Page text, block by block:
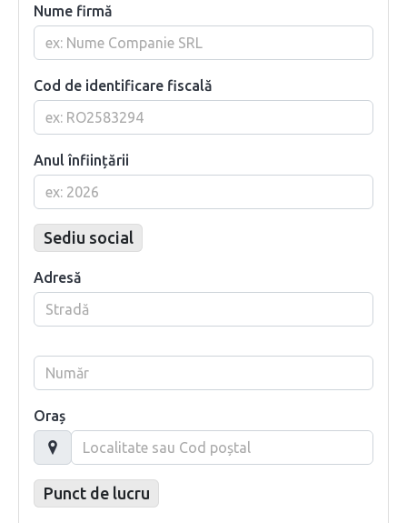
Nume firmă
Cod de identificare fiscală
Anul înființării
Sediu social
Adresă
Oraș
Punct de lucru